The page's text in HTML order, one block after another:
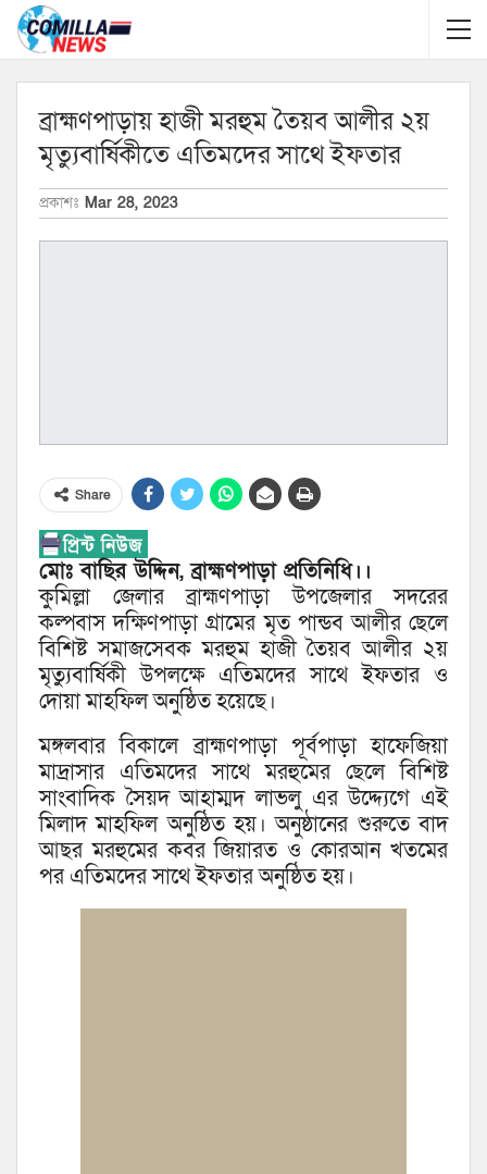
ব্রাহ্মণপাড়ায় হাজী মরহুম তৈয়ব আলীর ২য়
মৃত্যুবার্ষিকীতে এতিমদের সাথে ইফতার
প্রকাশঃ Mar 28, 2023
Share
মোঃ বাছির উদ্দিন, ব্রাহ্মণপাড়া প্রতিনিধি।।
কুমিল্লা জেলার ব্রাহ্মণপাড়া উপজেলার সদরের
কল্পবাস দক্ষিণপাড়া গ্রামের মৃত পান্ডব আলীর ছেলে
বিশিষ্ট সমাজসেবক মরহুম হাজী তৈয়ব আলীর ২য়
মৃত্যুবার্ষিকী উপলক্ষে এতিমদের সাথে ইফতার ও
দোয়া মাহফিল অনুষ্ঠিত হয়েছে।
মঙ্গলবার বিকালে ব্রাহ্মণপাড়া পূর্বপাড়া হাফেজিয়া
মাদ্রাসার এতিমদের সাথে মরহুমের ছেলে বিশিষ্ট
সাংবাদিক সৈয়দ আহাম্মদ লাভলু এর উদ্দ্যেগে এই
মিলাদ মাহফিল অনুষ্ঠিত হয়। অনুষ্ঠানের শুরুতে বাদ
আছর মরহুমের কবর জিয়ারত ও কোরআন খতমের
পর এতিমদের সাথে ইফতার অনুষ্ঠিত হয়।